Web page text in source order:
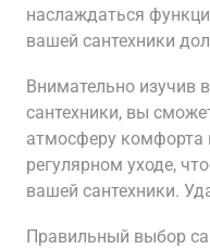
наслаждаться
вашей сантехники
Внимательно изучив
сантехники, вы
атмосферу комфорта
регулярном уходе,
вашей сантехники.
Правильный выбор